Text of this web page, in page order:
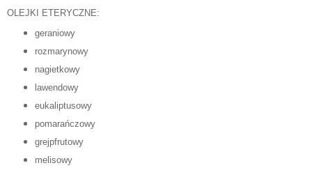
OLEJKI ETERYCZNE:
geraniowy
rozmarynowy
nagietkowy
lawendowy
eukaliptusowy
pomarańczowy
grejpfrutowy
melisowy